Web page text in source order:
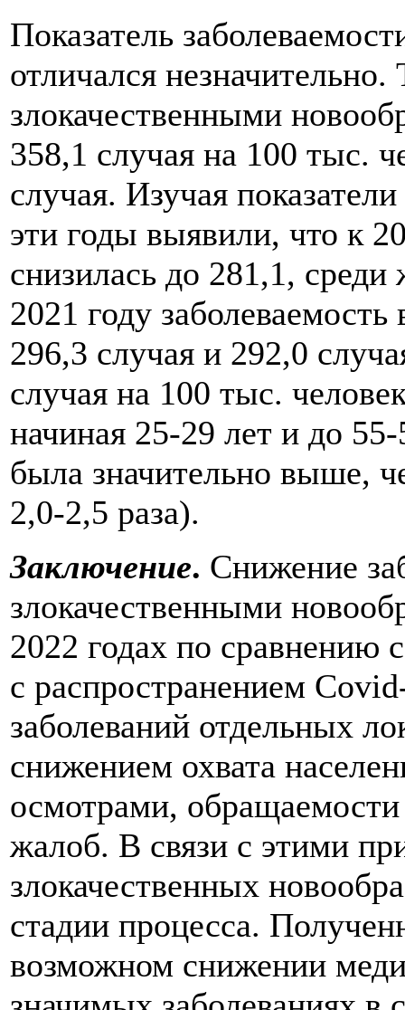
Показатель
отличался
злокачественными
358,1 случая на 100 тыс.
случая. Изучая
эти годы выявили, что к
снизилась до 281,1,
2021 году заболеваемость
296,3 случая и 292,0
случая на 100 тыс.
начиная 25-29 лет и до
была значительно выше,
2,0-2,5 раза).
Заключение. Снижение
злокачественными
2022 годах по сравнению
с распространением
заболеваний отдельных
снижением охвата
осмотрами,
жалоб. В связи с этими
злокачественных
стадии процесса.
возможном снижении